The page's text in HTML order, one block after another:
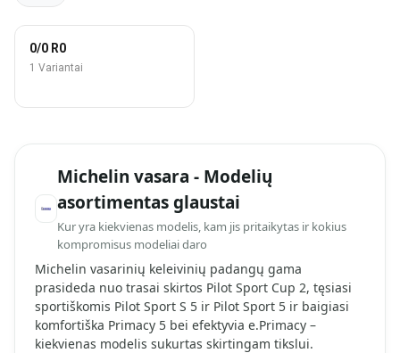
0/0 R0
1 Variantai
Michelin vasara - Modelių
asortimentas glaustai
Kur yra kiekvienas modelis, kam jis pritaikytas ir kokius
kompromisus modeliai daro
Michelin vasarinių keleivinių padangų gama
prasideda nuo trasai skirtos Pilot Sport Cup 2, tęsiasi
sportiškomis Pilot Sport S 5 ir Pilot Sport 5 ir baigiasi
komfortiška Primacy 5 bei efektyvia e.Primacy –
kiekvienas modelis sukurtas skirtingam tikslui.